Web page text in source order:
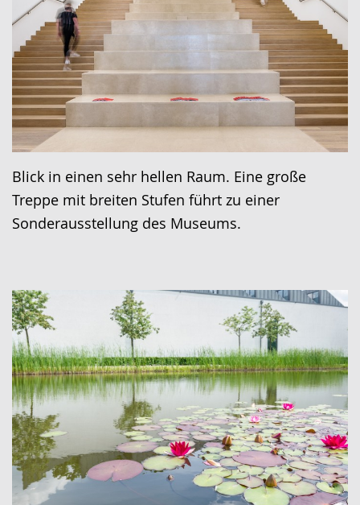
Blick in einen sehr hellen Raum. Eine große
Treppe mit breiten Stufen führt zu einer
Sonderausstellung des Museums.